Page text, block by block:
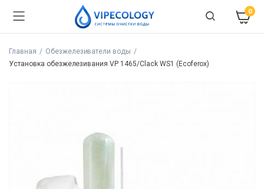
0
Главная
Обезжелезиватели воды
Установка обезжелезивания VP 1465/Clack WS1 (Ecoferox)